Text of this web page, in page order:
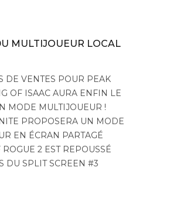
MULTIJOUEUR LOCAL
DE VENTES POUR PEAK
OF ISAAC AURA ENFIN LE
MODE MULTIJOUEUR !
PROPOSERA UN MODE
EN ÉCRAN PARTAGÉ
ROGUE 2 EST REPOUSSÉ
DU SPLIT SCREEN #3